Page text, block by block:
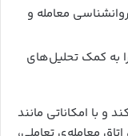
معامله و
به کمک تحلیل‌های
و با امکاناتی مانند